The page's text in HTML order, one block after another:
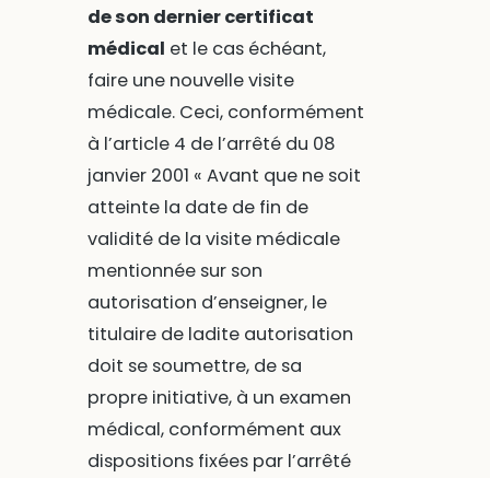
de son dernier certificat
médical et le cas échéant,
faire une nouvelle visite
médicale. Ceci, conformément
à l’article 4 de l’arrêté du 08
janvier 2001 « Avant que ne soit
atteinte la date de fin de
validité de la visite médicale
mentionnée sur son
autorisation d’enseigner, le
titulaire de ladite autorisation
doit se soumettre, de sa
propre initiative, à un examen
médical, conformément aux
dispositions fixées par l’arrêté